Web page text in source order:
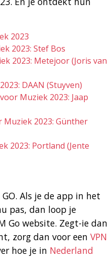
2023
2023: Stef Bos
2023: Metejoor (Joris van
DAAN (Stuyven)
Muziek 2023: Jaap
Muziek 2023: Günther
2023: Portland (Jente
Als je de app in het
pas, dan loop je
Go website. Zegt-ie dan
zorg dan voor een VPN
hoe je in Nederland